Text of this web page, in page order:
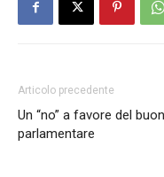
Articolo precedente
Un “no” a favore del buon
parlamentare